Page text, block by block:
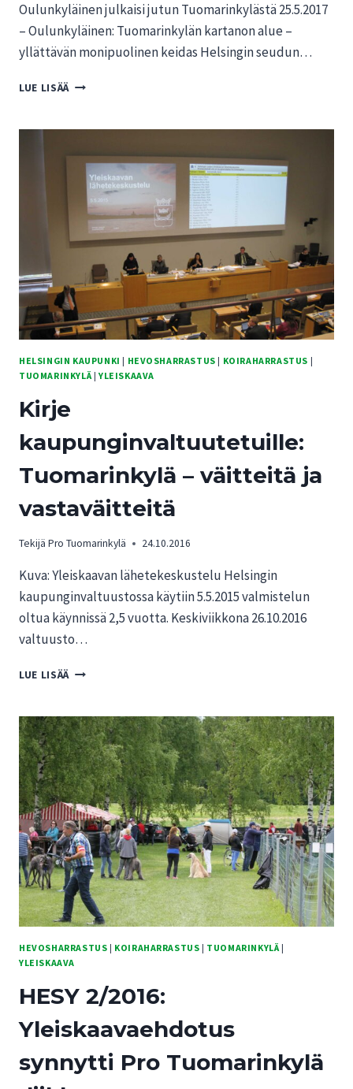
Oulunkyläinen julkaisi jutun Tuomarinkylästä 25.5.2017
– Oulunkyläinen: Tuomarinkylän kartanon alue –
yllättävän monipuolinen keidas Helsingin seudun…
LUE LISÄÄ OULUNKYLÄINEN:
ALUE
YLLÄTTÄVÄN
MONIPUOLINEN
KEIDAS
HELSINGIN KAUPUNKI | HEVOSHARRASTUS | KOIRAHARRASTUS |
TUOMARINKYLÄ |YLEISKAAVA
Kirje
kaupunginvaltuutetuille:
Tuomarinkylä – väitteitä ja
vastaväitteitä
Tekijä Pro Tuomarinkylä 24.10.2016
Kuva: Yleiskaavan lähetekeskustelu Helsingin
kaupunginvaltuustossa käytiin 5.5.2015 valmistelun
oltua käynnissä 2,5 vuotta. Keskiviikkona 26.10.2016
valtuusto…
LUE LISÄÄ KIRJE
–
VÄITTEITÄ
JA
VASTAVÄITTEITÄ
HEVOSHARRASTUS | KOIRAHARRASTUS | TUOMARINKYLÄ|
YLEISKAAVA
HESY 2/2016:
Yleiskaavaehdotus
synnytti Pro Tuomarinkylä